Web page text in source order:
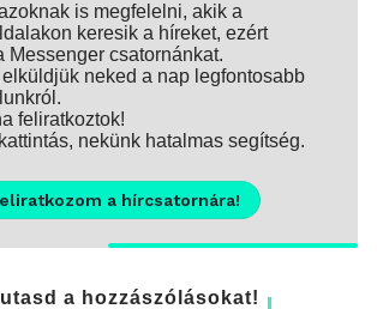
is megfelelni, akik a
keresik a híreket, ezért
Messenger csatornánkat.
neked a nap legfontosabb
feliratkoztok!
nekünk hatalmas segítség.
a hírcsatornára!
a hozzászólásokat!